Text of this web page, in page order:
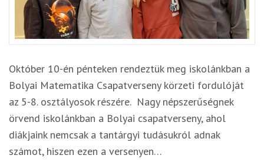
Október 10-én pénteken rendeztük meg iskolánkban a
Bolyai Matematika Csapatverseny körzeti fordulóját
az 5-8. osztályosok részére. Nagy népszerűségnek
örvend iskolánkban a Bolyai csapatverseny, ahol
diákjaink nemcsak a tantárgyi tudásukról adnak
számot, hiszen ezen a versenyen…